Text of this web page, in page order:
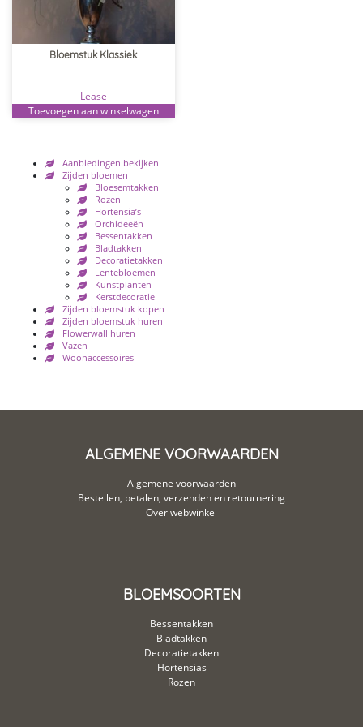
Aanbiedingen bekijken
Zijden bloemen
Bloesemtakken
Rozen
Hortensia’s
Orchideeën
Bessentakken
Bladtakken
Decoratietakken
Lentebloemen
Kunstplanten
Kerstdecoratie
Zijden bloemstuk kopen
Zijden bloemstuk huren
Flowerwall huren
Vazen
Woonaccessoires
Bloemstuk Klassiek
Lease
Toevoegen aan winkelwagen
ALGEMENE VOORWAARDEN
Algemene voorwaarden
Bestellen, betalen, verzenden en retournering
Over webwinkel
BLOEMSOORTEN
Bessentakken
Bladtakken
Decoratietakken
Hortensias
Rozen